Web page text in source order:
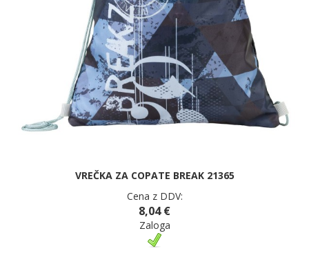
VREČKA ZA COPATE BREAK 21365
Cena z DDV:
8,04 €
Zaloga